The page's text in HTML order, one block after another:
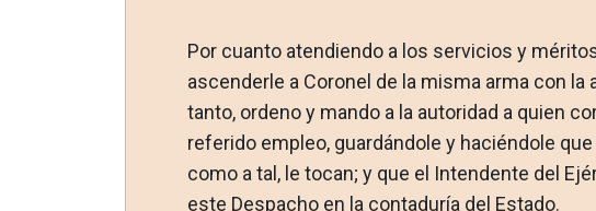
Por cuanto atendiendo a los servicios y
ascenderle a Coronel de la misma arma con
tanto, ordeno y mando a la autoridad a quien
referido empleo, guardándole y haciéndole
como a tal, le tocan; y que el Intendente del
este Despacho en la contaduría del Es­tado.